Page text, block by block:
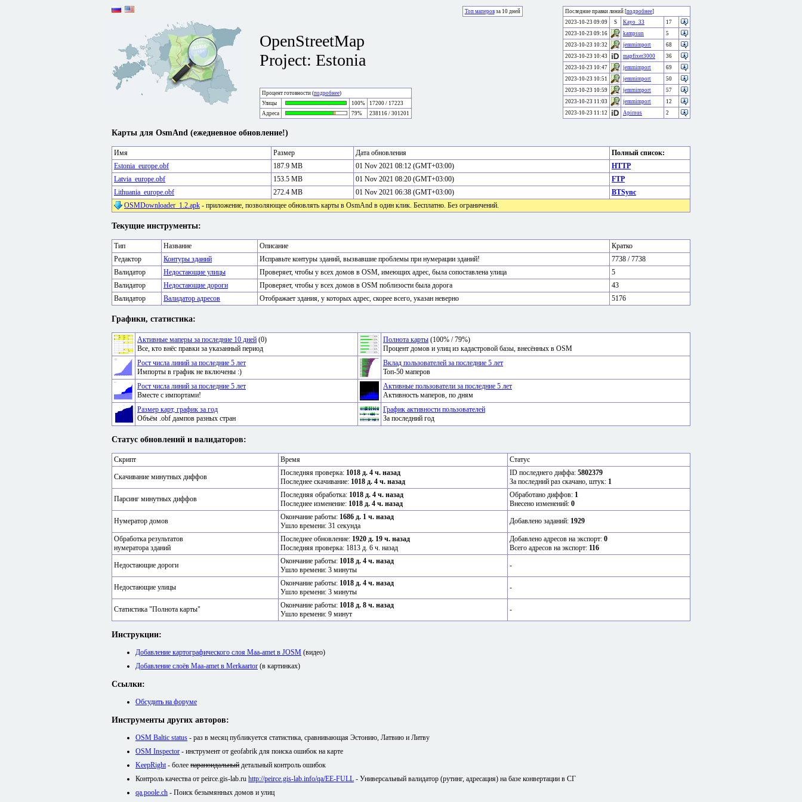
OpenStreetMap
Project: Estonia
Процент готовности (подробнее)
Улицы
100%
17200 / 17223
Адреса
79% 238116 / 301201
Топ маперовза 10 дней Последние правки линий [подробнее]
2023-10-23 09:09
S Kayo_33
17
2023-10-23 09:16
kampsun
5
2023-10-23 10:32
jemmimport
68
2023-10-23 10:43
mapfixer3000
36
2023-10-23 10:47
jemmimport
69
2023-10-23 10:51
jemmimport
50
2023-10-23 10:59
jemmimport
57
2023-10-23 11:03
jemmimport
12
2023-10-23 11:12
Apirnus 2
Карты для OsmAnd (ежедневное обновление!)
Имя Размер Дата обновления
Полный список:
Estonia_europe.obf
187.9 MB 01 Nov 2021 08:12 (GMT+03:00)
HTTP
Latvia_europe.obf
153.5 MB 01 Nov 2021 08:20 (GMT+03:00)
FTP
Lithuania_europe.obf
272.4 MB 01 Nov 2021 06:38 (GMT+03:00)
BTSync
OSMDownloader_1.2.apk - приложение, позволяющее обновлять карты в OsmAnd в один клик. Бесплатно. Без ограничений.
Текущие инструменты:
Тип Название Описание
Кратко
Редактор
Контуры зданий Исправьте контуры зданий, вызвавшие проблемы при нумерации зданий!
7738 / 7738
Валидатор
Недостающие улицы Проверяет, чтобы у всех домов в OSM, имеющих адрес, была сопоставлена улица
5
Валидатор
Недостающие дороги Проверяет, чтобы у всех домов в OSM поблизости была дорога
43
Валидатор
Валидатор адресов Отображает здания, у которых адрес, скорее всего, указан неверно 5176
Графики, статистика:
Активные маперы за последние 10 дней (0)
Все, кто внёс правки за указанный период
Полнота карты (100% / 79%)
Процент домов и улиц из кадастровой базы, внесённых в OSM
Рост числа линий за последние 5 лет
Импорты в график не включены :)
Вклад пользователей за последние 5 лет
Топ-50 маперов
Рост числа линий за последние 5 лет
Вместе с импортами!
Активные пользователи за последние 5 лет
Активность маперов, по дням
Размер карт, график за год
Объём .obf дампов разных стран
График активности пользователей
За последний год
Статус обновлений и валидаторов:
Скрипт Время Статус
Скачивание минутных диффов Последняя проверка: 1018 д. 4 ч. назад
Последнее скачивание: 1018 д. 4 ч. назад
ID последнего диффа: 5802379
За последний раз скачано, штук: 1
Парсинг минутных диффов Последняя обработка: 1018 д. 4 ч. назад
Последнее изменение: 1018 д. 4 ч. назад
Обработано диффов: 1
Внесено изменений: 0
Нумератор домов Окончание работы: 1686 д. 1 ч. назад
Ушло времени: 31 секунда
Добавлено заданий: 1929
Обработка результатов
нумератора зданий
Последнее обновление: 1920 д. 19 ч. назад
Последняя проверка: 1813 д. 6 ч. назад
Добавлено адресов на экспорт: 0
Всего адресов на экспорт: 116
Недостающие дороги Окончание работы: 1018 д. 4 ч. назад
Ушло времени: 3 минуты
-
Недостающие улицы Окончание работы: 1018 д. 4 ч. назад
Ушло времени: 3 минуты
-
Статистика "Полнота карты" Окончание работы: 1018 д. 8 ч. назад
Ушло времени: 9 минут
-
Инструкции:
Добавление картографического слоя Maa-amet в JOSM (видео)
Добавление слоёв Maa-amet в Merkaartor (в картинках)
Ссылки:
Обсудить на форуме
Инструменты других авторов:
OSM Baltic status - раз в месяц публикуется статистика, сравнивающая Эстонию, Латвию и Литву
OSM Inspector - инструмент от geofabrik для поиска ошибок на карте
KeepRight- более параноидальный детальный контроль ошибок
Контроль качества от peirce.gis-lab.ru http://peirce.gis-lab.info/qa/EE-FULL - Универсальный валидатор (рутинг, адресация) на базе конвертации в СГ
qa.poole.ch - Поиск безымянных домов и улиц